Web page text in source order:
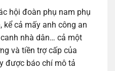
hội đoàn phụ nam phụ
kể cả mấy anh công an
nhà dân… cả một
và tiền trợ cấp của
được báo chí mô tả